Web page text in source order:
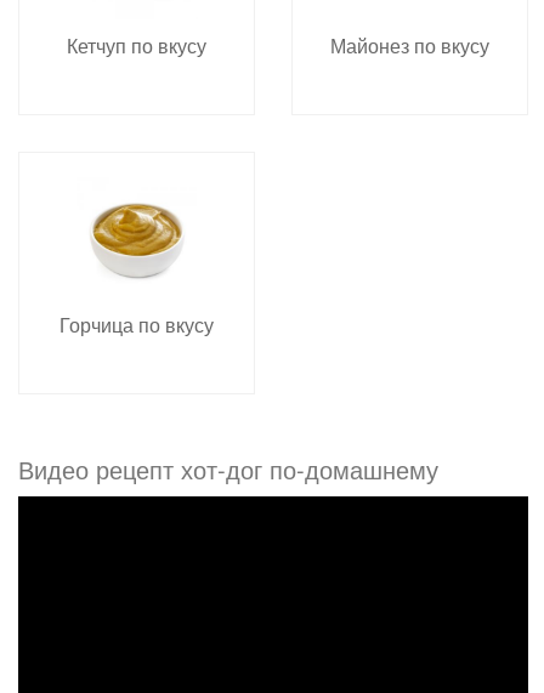
Кетчуп по вкусу Майонез по вкусу
Горчица по вкусу
Видео рецепт хот-дог по-домашнему